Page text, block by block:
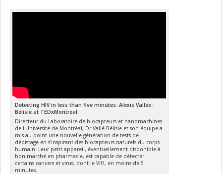
Detecting HIV in less than five minutes: Alexis Vallée-
Bélisle at TEDxMontreal
Directeur du Laboratoire de biocapteurs et nanomachines
de l'Université de Montréal, Dr Vallé-Bélisle et son équipe a
mis au point une nouvelle génération de tests de
dépistage en s'inspirant des biocapteurs naturels du corps
humain. Leur petit appareil, éventuellement disponible à
bon marché en pharmacie, est capable de détecter
certains cancers et virus, dont le VIH, en moins de 5
minutes.